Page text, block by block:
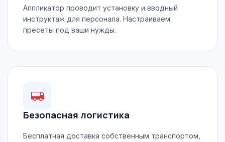
Аппликатор проводит установку и вводный
инструктаж для персонала. Настраиваем
пресеты под ваши нужды.
Безопасная логистика
Бесплатная доставка собственным транспортом,